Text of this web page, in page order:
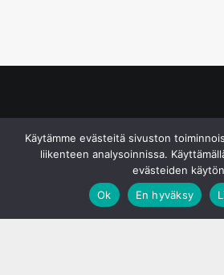
Käytämme evästeitä sivuston
liikenteen analysoinnissa.
evästeiden
Ok
En hyväksy